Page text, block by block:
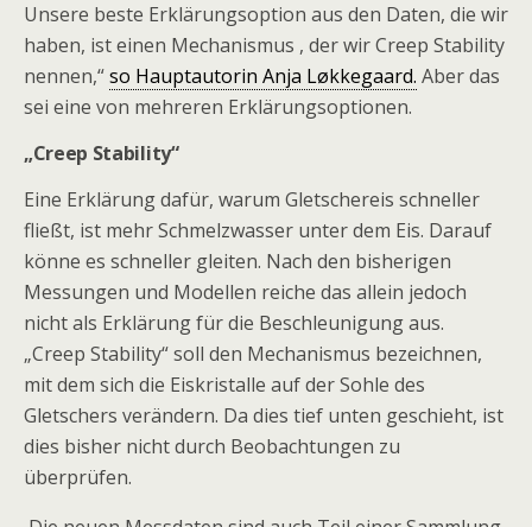
Unsere beste Erklärungsoption aus den Daten, die wir
haben, ist einen Mechanismus , der wir Creep Stability
nennen,“so Hauptautorin Anja Løkkegaard. Aber das
sei eine von mehreren Erklärungsoptionen.
„Creep Stability“
Eine Erklärung dafür, warum Gletschereis schneller
fließt, ist mehr Schmelzwasser unter dem Eis. Darauf
könne es schneller gleiten. Nach den bisherigen
Messungen und Modellen reiche das allein jedoch
nicht als Erklärung für die Beschleunigung aus.
„Creep Stability“ soll den Mechanismus bezeichnen,
mit dem sich die Eiskristalle auf der Sohle des
Gletschers verändern. Da dies tief unten geschieht, ist
dies bisher nicht durch Beobachtungen zu
überprüfen.